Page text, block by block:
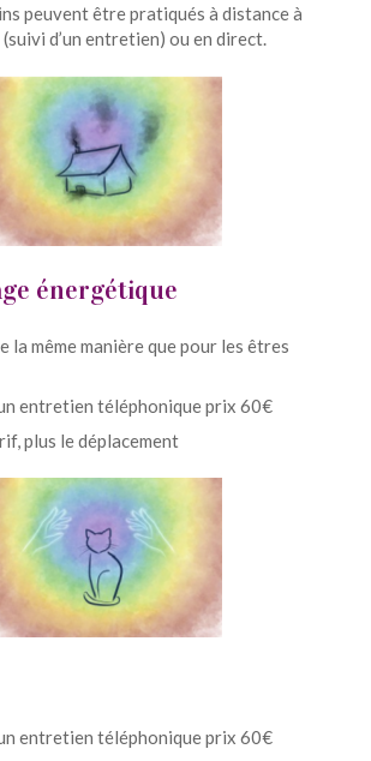
peuvent être pratiqués à distance à
d’un entretien) ou en direct.
énergétique
la même manière que pour les êtres
entretien téléphonique prix 60€
plus le déplacement
entretien téléphonique prix 60€